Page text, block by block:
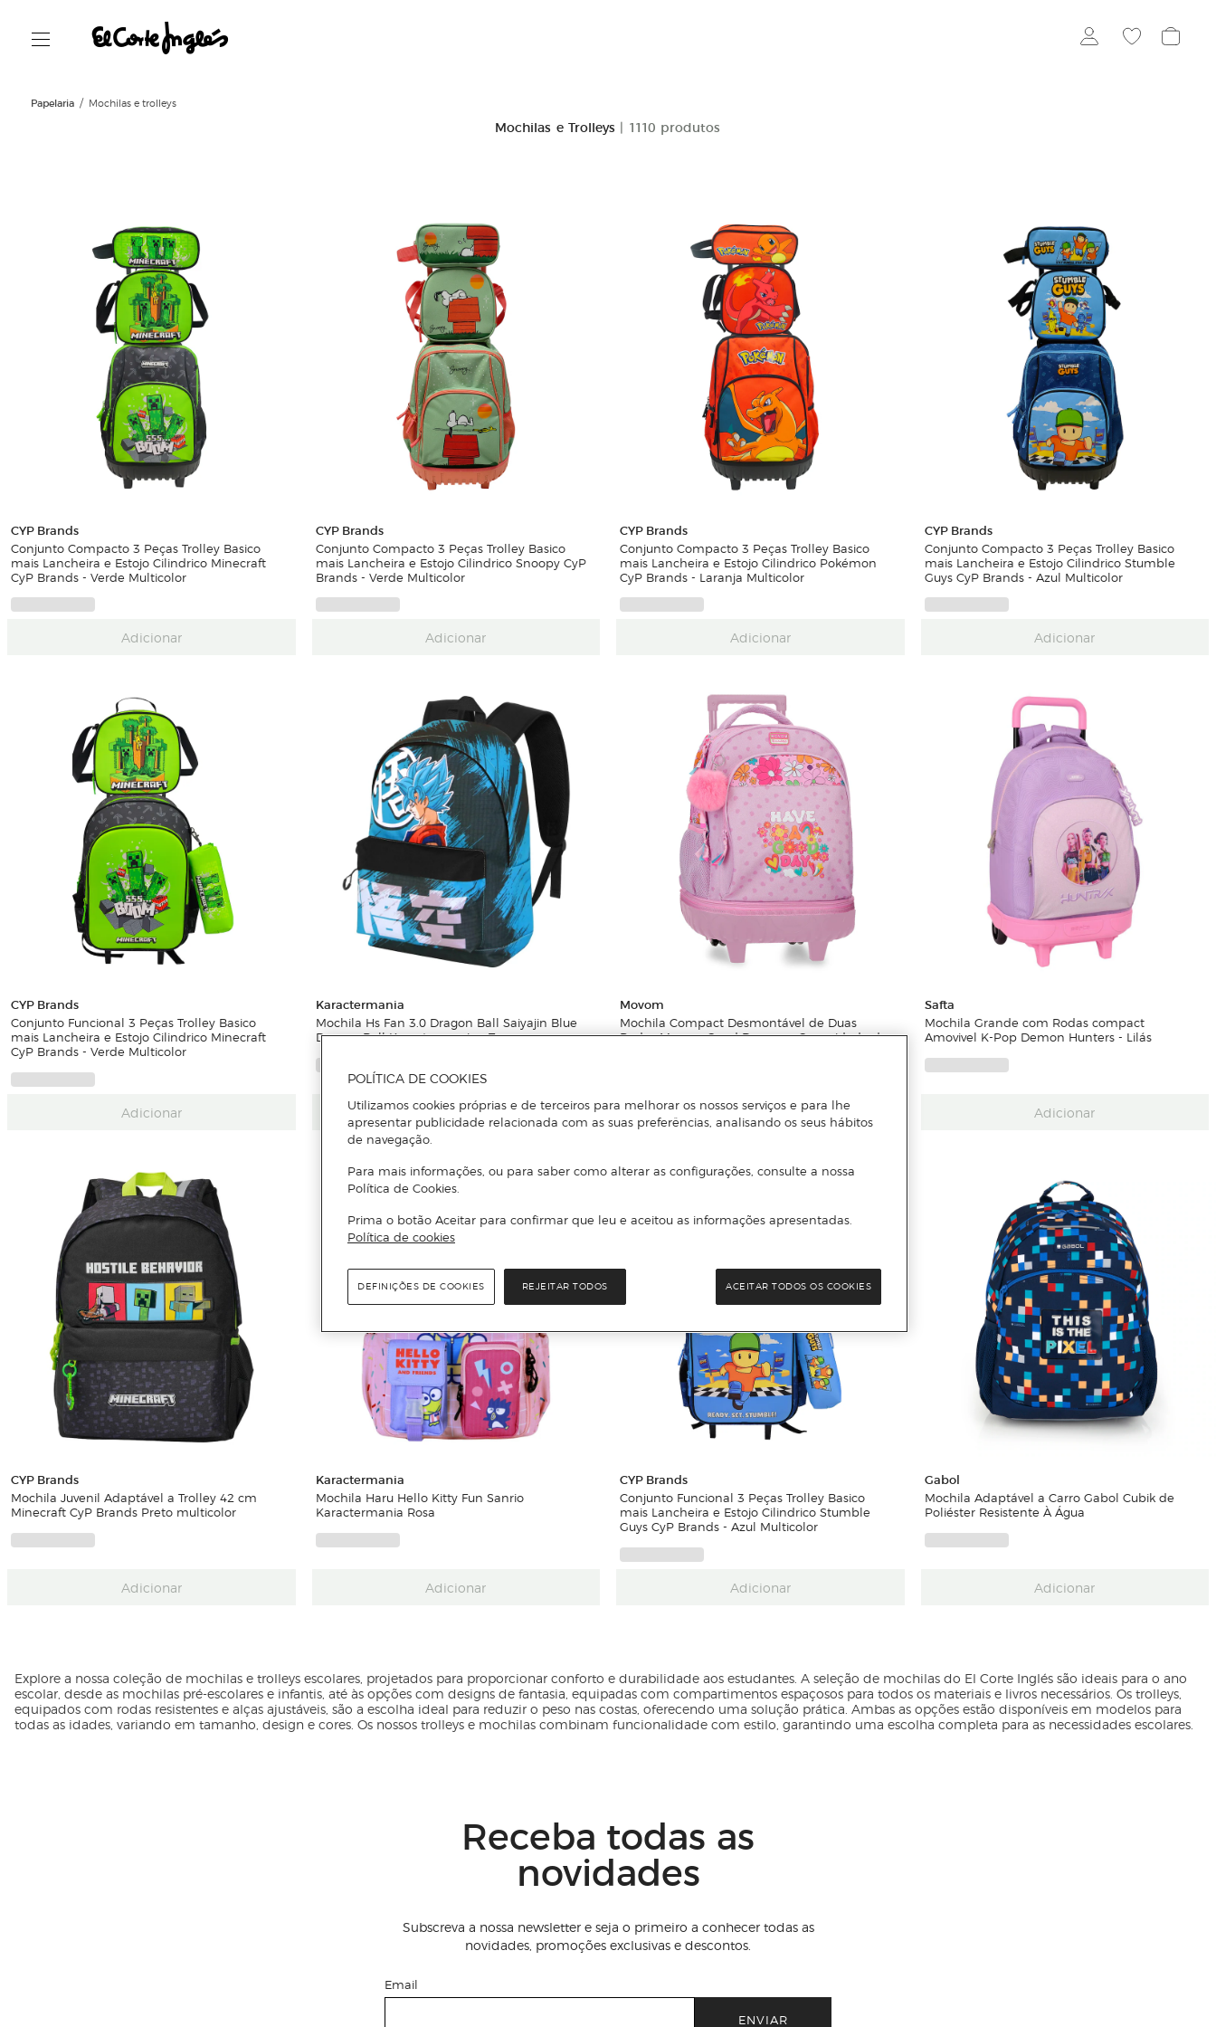
Papelaria Mochilas e trolleys
Mochilas e Trolleys | 1110 produtos
CYP Brands
Conjunto Compacto 3 Peças Trolley Basico
mais Lancheira e Estojo Cilindrico Minecraft
CyP Brands - Verde Multicolor
Adicionar
CYP Brands
Conjunto Compacto 3 Peças Trolley Basico
mais Lancheira e Estojo Cilindrico Snoopy CyP
Brands - Verde Multicolor
Adicionar
CYP Brands
Conjunto Compacto 3 Peças Trolley Basico
mais Lancheira e Estojo Cilindrico Pokémon
CyP Brands - Laranja Multicolor
Adicionar
CYP Brands
Conjunto Compacto 3 Peças Trolley Basico
mais Lancheira e Estojo Cilindrico Stumble
Guys CyP Brands - Azul Multicolor
Adicionar
CYP Brands
Conjunto Funcional 3 Peças Trolley Basico
mais Lancheira e Estojo Cilindrico Minecraft
CyP Brands - Verde Multicolor
Adicionar
Karactermania
Mochila Hs Fan 3.0 Dragon Ball Saiyajin Blue
Dragon Ball Karactermania - Turquesa
Adicionar
Movom
Mochila Compact Desmontável de Duas
Rodas Movom Good Day com Capacidade de
Adicionar
Safta
Mochila Grande com Rodas compact
Amovivel K-Pop Demon Hunters - Lilás
Adicionar
CYP Brands
Mochila Juvenil Adaptável a Trolley 42 cm
Minecraft CyP Brands Preto multicolor
Adicionar
Karactermania
Mochila Haru Hello Kitty Fun Sanrio
Karactermania Rosa
Adicionar
CYP Brands
Conjunto Funcional 3 Peças Trolley Basico
mais Lancheira e Estojo Cilindrico Stumble
Guys CyP Brands - Azul Multicolor
Adicionar
Gabol
Mochila Adaptável a Carro Gabol Cubik de
Poliéster Resistente À Água
Adicionar
Explore a nossa coleção de mochilas e trolleys escolares, projetados para proporcionar conforto e durabilidade aos estudantes. A seleção de mochilas do El Corte Inglés são ideais para o ano
escolar, desde as mochilas pré-escolares e infantis, até às opções com designs de fantasia, equipadas com compartimentos espaçosos para todos os materiais e livros necessários. Os trolleys,
equipados com rodas resistentes e alças ajustáveis, são a escolha ideal para reduzir o peso nas costas, oferecendo uma solução prática. Ambas as opções estão disponíveis em modelos para
todas as idades, variando em tamanho, design e cores. Os nossos trolleys e mochilas combinam funcionalidade com estilo, garantindo uma escolha completa para as necessidades escolares.
Receba todas as
novidades
Subscreva a nossa newsletter e seja o primeiro a conhecer todas as
novidades, promoções exclusivas e descontos.
Email
ENVIAR
POLÍTICA DE COOKIES
Utilizamos cookies próprias e de terceiros para melhorar os nossos serviços e para lhe
apresentar publicidade relacionada com as suas preferências, analisando os seus hábitos
de navegação.
Para mais informações, ou para saber como alterar as configurações, consulte a nossa
Política de Cookies.
Prima o botão Aceitar para confirmar que leu e aceitou as informações apresentadas.
Política de cookies
REJEITAR TODOS ACEITAR TODOS OS COOKIES
DEFINIÇÕES DE COOKIES